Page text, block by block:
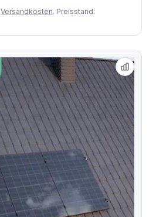
Versandkosten. Preisstand: